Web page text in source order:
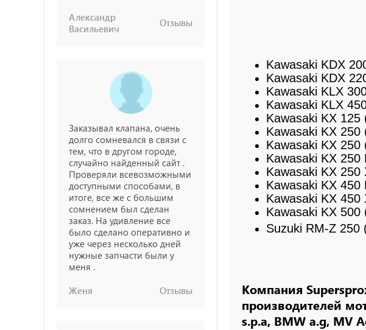
Александр
Васильевич
Отзывы
Заказывал клапана, очень
долго сомневался в связи с
тем, что в другом городе,
случайно найденный сайт .
Проверяли всевозможными
доступными способами, в
итоге, все же с большим
сомнением был сделан
заказ. На удивление все
было сделано оперативно и
уже через несколько дней
нужные запчасти были у
меня .
Женя
Отзывы
Kawasaki KDX
Kawasaki KDX
Kawasaki KLX
Kawasaki KLX
Kawasaki KX 125
Kawasaki KX 250
Kawasaki KX 250
Kawasaki KX 250
Kawasaki KX 250
Kawasaki KX 450
Kawasaki KX 450
Kawasaki KX 500
Suzuki RM-Z 250
Компания
производителей
s.p.a, BMW a.g, MV